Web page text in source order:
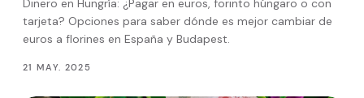
Dinero en Hungría: ¿Pagar en euros, forinto húngaro o con
tarjeta? Opciones para saber dónde es mejor cambiar de
euros a florines en España y Budapest.
21 MAY. 2025